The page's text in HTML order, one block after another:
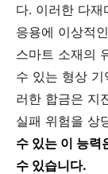
다. 이러한 다
응용에 이상적
스마트 소재의
수 있는 형상
러한 합금은 지
실패 위험을 상
수 있는 이 능력
수 있습니다.